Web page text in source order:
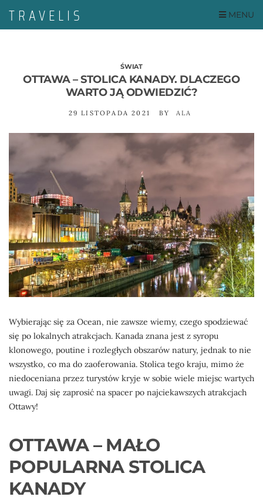
MENU
ŚWIAT
OTTAWA – STOLICA KANADY. DLACZEGO
WARTO JĄ ODWIEDZIĆ?
29 LISTOPADA 2021 BY ALA
Wybierając się za Ocean, nie zawsze wiemy, czego spodziewać
się po lokalnych atrakcjach. Kanada znana jest z syropu
klonowego, poutine i rozległych obszarów natury, jednak to nie
wszystko, co ma do zaoferowania. Stolica tego kraju, mimo że
niedoceniana przez turystów kryje w sobie wiele miejsc wartych
uwagi. Daj się zaprosić na spacer po najciekawszych atrakcjach
Ottawy!
OTTAWA – MAŁO
POPULARNA STOLICA
KANADY